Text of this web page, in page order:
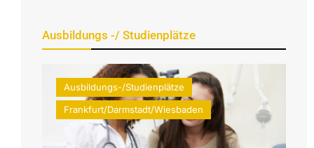
Ausbildungs -/ Studienplätze
Ausbildungs-/Studienplätze
Frankfurt/Darmstadt/Wiesbaden